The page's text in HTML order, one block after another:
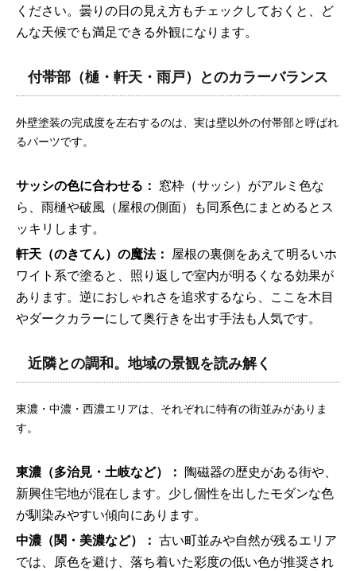
ください。曇りの日の見え方もチェックしておくと、ど
んな天候でも満足できる外観になります。
付帯部（樋・軒天・雨戸）とのカラーバランス
外壁塗装の完成度を左右するのは、実は壁以外の付帯部と呼ばれ
るパーツです。
サッシの色に合わせる： 窓枠（サッシ）がアルミ色な
ら、雨樋や破風（屋根の側面）も同系色にまとめるとス
ッキリします。
軒天（のきてん）の魔法： 屋根の裏側をあえて明るいホ
ワイト系で塗ると、照り返しで室内が明るくなる効果が
あります。逆におしゃれさを追求するなら、ここを木目
やダークカラーにして奥行きを出す手法も人気です。
近隣との調和。地域の景観を読み解く
東濃・中濃・西濃エリアは、それぞれに特有の街並みがありま
す。
東濃（多治見・土岐など）： 陶磁器の歴史がある街や、
新興住宅地が混在します。少し個性を出したモダンな色
が馴染みやすい傾向にあります。
中濃（関・美濃など）： 古い町並みや自然が残るエリア
では、原色を避け、落ち着いた彩度の低い色が推奨され